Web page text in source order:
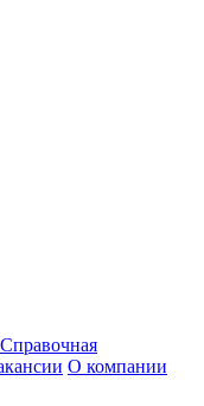
Справочная
О компании